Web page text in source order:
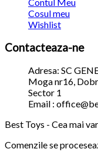
Cosul meu
Wishlist
Contacteaza-ne
Adresa: SC
Moga nr16,
Sector 1
Email :
Best Toys - Cea mai
Comenzile se